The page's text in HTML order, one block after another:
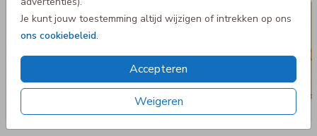
Je kunt jouw toestemming altijd wijzigen of intrekken op ons
ons cookiebeleid.
Accepteren
Weigeren